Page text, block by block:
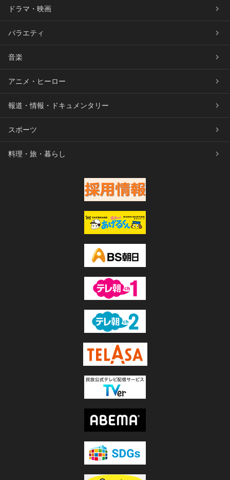
ドラマ・映画
バラエティ
音楽
アニメ・ヒーロー
報道・情報・ドキュメンタリー
スポーツ
料理・旅・暮らし